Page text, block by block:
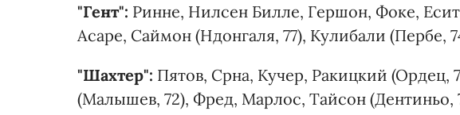
"Гент": Ринне, Нилсен Билле, Гершон, Фоке,
Асаре, Саймон (Ндонгаля, 77), Кулибали (Пербе,
"Шахтер": Пятов, Срна, Кучер, Ракицкий (Ордец,
(Малышев, 72), Фред, Марлос, Тайсон (Дентиньо,